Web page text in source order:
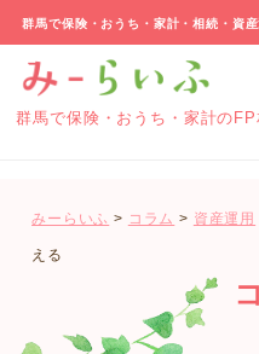
群馬で保険・おうち・家計・相続・資
群馬で保険・おうち・家計のFP
みーらいふ > コラム > 資産運用
える